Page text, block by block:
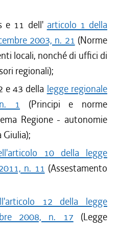
e 11 dell' articolo 1 della
2003, n. 21 (Norme
locali, nonché di uffici di
regionali);
e 43 della legge regionale
1 (Principi e norme
Regione - autonomie
Giulia);
10 della legge
n. 11 (Assestamento
12 della legge
2008, n. 17 (Legge